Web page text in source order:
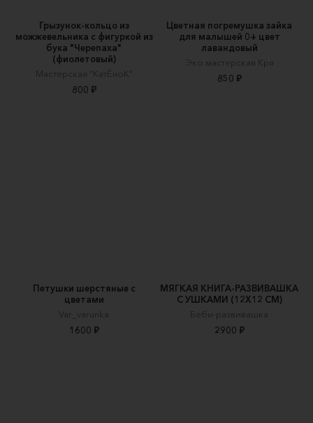
Грызунок-кольцо из
можжевельника с фигуркой из
бука "Черепаха"
(фиолетовый)
Мастерская "КатЁноК"
800 ₽
Цветная погремушка зайка
для малышей 0+ цвет
лавандовый
Эко мастерская Кря
850 ₽
Петушки шерстяные с
цветами
Var_varunka
1600 ₽
МЯГКАЯ КНИГА-РАЗВИВАШКА
С УШКАМИ (12Х12 СМ)
Беби-развивашка
2900 ₽